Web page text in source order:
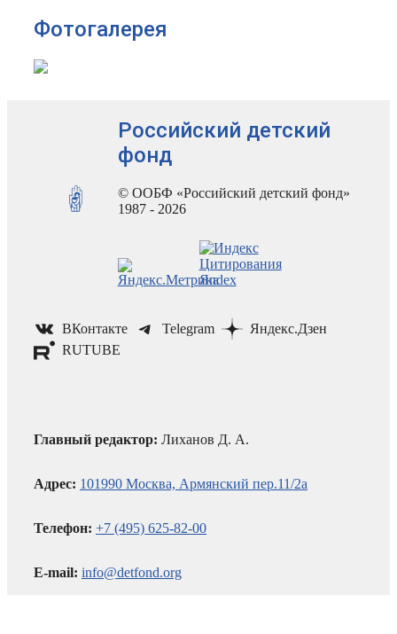
Фотогалерея
Российский детский
фонд
© ООБФ «Российский детский фонд»
1987 - 2026
ВКонтакте Telegram
Яндекс.Дзен
RUTUBE
Главный редактор: Лиханов Д. А.
Адрес: 101990 Москва, Армянский пер.11/2а
Телефон: +7 (495) 625-82-00
E-mail: info@detfond.org